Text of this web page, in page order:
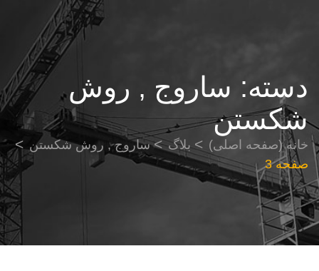
دسته: ساروج , روش
شکستن
خانه (صفحه اصلی) بلاگ
ساروج , روش شکستن
صفحه 3